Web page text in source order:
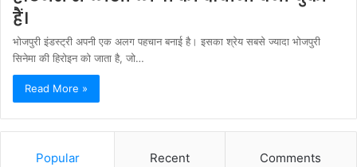
हैं।
भोजपुरी इंडस्ट्री अपनी एक अलग पहचान बनाई है। इसका श्रेय सबसे ज्यादा भोजपुरी
सिनेमा की हिरोइन को जाता है, जो…
Read More »
Popular Recent Comments